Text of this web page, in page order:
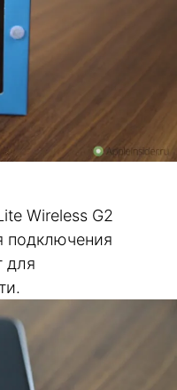
Wireless G2
подключения
для